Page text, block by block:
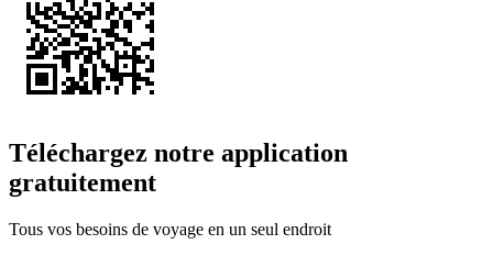
Téléchargez notre application
gratuitement
Tous vos besoins de voyage en un seul endroit